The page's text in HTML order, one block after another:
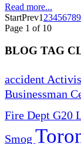
Read more...
StartPrev1 23456789
Page 1 of 10
BLOG TAG
accident
Businessman
Fire Dept G20
Smog